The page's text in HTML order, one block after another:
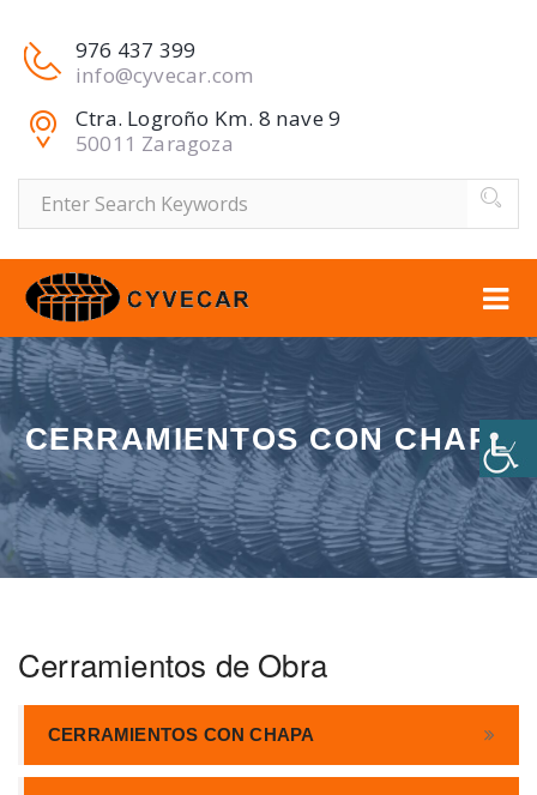
976 437 399
info@cyvecar.com
Ctra. Logroño Km. 8 nave 9
50011 Zaragoza
CERRAMIENTOS CON CHAPA
Cerramientos de Obra
CERRAMIENTOS CON CHAPA